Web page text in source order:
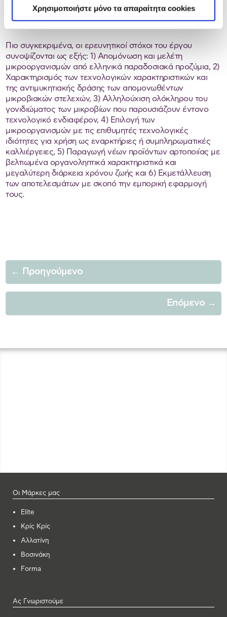
Χρησιμοποιήστε μόνο τα απαραίτητα cookies
χαρακτηριστικά.
Πιο συγκεκριμένα, οι ερευνητικοί στόχοι του έργου
συνοψίζονται ως εξής: 1) Απομόνωση και μελέτη
μικροοργανισμών από ελληνικά παραδοσιακά προζύμια, 2)
Χαρακτηρισμός των τεχνολογικών χαρακτηριστικών και
της αντιμυκητιακής δράσης των απομονωθέντων
μικροβιακών στελεχών, 3) Αλληλούχιση ολόκληρου του
γονιδιώματος των μικροβίων που παρουσιάζουν έντονο
τεχνολογικό ενδιαφέρον, 4) Επιλογή των
μικροοργανισμών με τις επιθυμητές τεχνολογικές
ιδιότητες για χρήση ως εναρκτήριες ή συμπληρωματικές
καλλιέργειες, 5) Παραγωγή νέων προϊόντων αρτοποιίας με
βελτιωμένα οργανοληπτικά χαρακτηριστικά και
μεγαλύτερη διάρκεια χρόνου ζωής και 6) Εκμετάλλευση
των αποτελεσμάτων με σκοπό την εμπορική εφαρμογή
τους.
← Προηγούμενο
Επόμενο→
Οι Μάρκες μας
Elite
Κρίς Κρίς
Αλλατίνη
Βοσινάκη
Forma
Ας Γνωριστούμε